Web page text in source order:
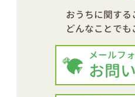
おうちに関する
どんなことで
メールフ
お問